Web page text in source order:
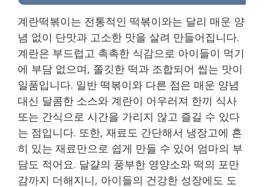
계란떡볶이는 전통적인 떡볶이와는 달리 매운 양
념 없이 단맛과 고소한 맛을 살려 만들어집니다.
계란은 부드럽고 촉촉한 식감으로 아이들이 먹기
에 부담 없으며, 쫄깃한 떡과 조합되어 씹는 맛이
일품입니다. 일반 떡볶이와 다른 점은 매운 양념
대신 달콤한 소스와 계란이 어우러져 한끼 식사
또는 간식으로 시간을 가리지 않고 즐길 수 있다
는 점입니다. 또한, 재료도 간단해서 냉장고에 흔
히 있는 재료만으로 쉽게 만들 수 있어 엄마의 부
담도 적어요. 달걀의 풍부한 영양소와 떡의 포만
감까지 더해지니, 아이들의 건강한 성장에도 도